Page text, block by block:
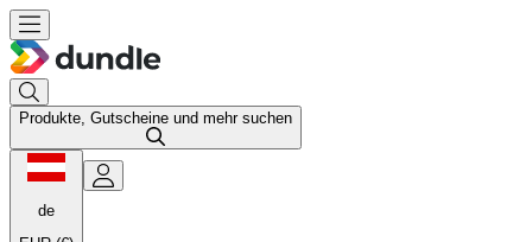
Produkte, Gutscheine und mehr suchen
de